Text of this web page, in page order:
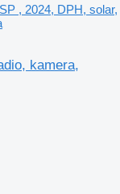
, 2024, DPH, solar,
kamera,